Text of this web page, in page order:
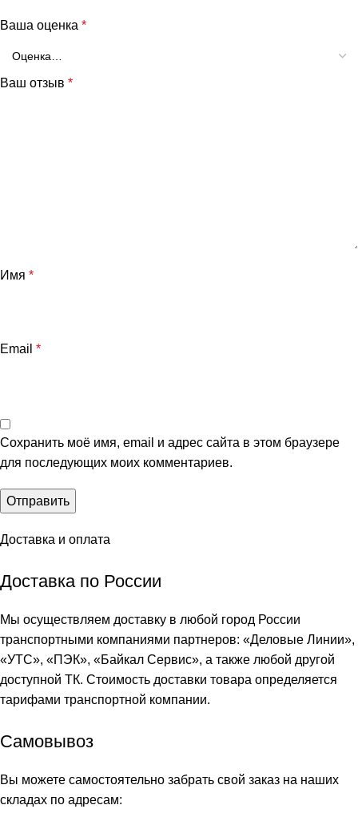
Ваша оценка *
Ваш отзыв *
Имя *
Email *
Сохранить моё имя, email и адрес сайта в этом браузере
для последующих моих комментариев.
Доставка и оплата
Доставка по России
Мы осуществляем доставку в любой город России
транспортными компаниями партнеров: «Деловые Линии»,
«УТС», «ПЭК», «Байкал Сервис», а также любой другой
доступной ТК. Стоимость доставки товара определяется
тарифами транспортной компании.
Самовывоз
Вы можете самостоятельно забрать свой заказ на наших
складах по адресам: